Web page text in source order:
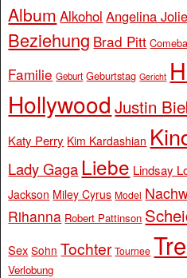
Album Alkohol Angelina Jolie
Beziehung Brad Pitt
Familie Geburt Geburtstag Gericht
Hollywood Justin
Katy Perry Kim Kardashian
Lady Gaga Liebe Lindsay
Jackson Miley Cyrus Model
Rihanna Robert Pattinson
Sex Sohn Tochter Tournee
Verlobung